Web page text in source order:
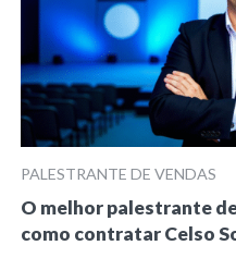
PALESTRANTE DE VENDAS
O melhor palestrante
como contratar Celso